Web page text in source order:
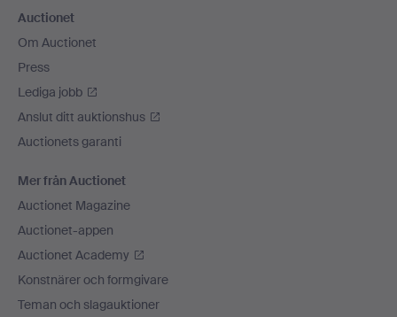
Auctionet
Om Auctionet
Press
Lediga jobb
Anslut ditt auktionshus
Auctionets garanti
Mer från Auctionet
Auctionet Magazine
Auctionet-appen
Auctionet Academy
Konstnärer och formgivare
Teman och slagauktioner